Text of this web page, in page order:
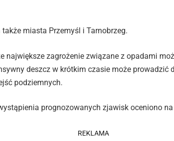
miasta Przemyśl i Tarnobrzeg.
największe zagrożenie związane z opadami
deszcz w krótkim czasie może prowadzić
podziemnych.
prognozowanych zjawisk oceniono
REKLAMA